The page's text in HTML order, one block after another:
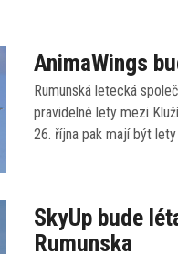
AnimaWings
Rumunská letecká
pravidelné lety mezi
26. října pak mají být
SkyUp bude
Rumunska